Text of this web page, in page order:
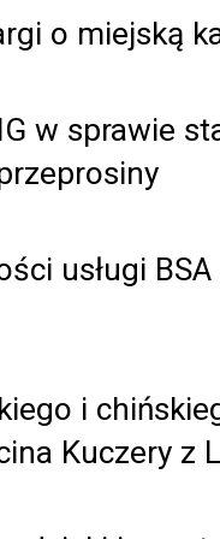
o miejską
w sprawie
usługi
i
Kuczery z